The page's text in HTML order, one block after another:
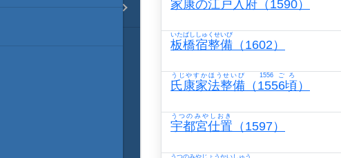
家康の江戸入府 （1590）
板橋宿整備
いたばししゅくせいび
（1602）
氏康家法整備
うじやすかほうせいび
（ 1556頃
1556ごろ
）
宇都宮仕置
うつのみやしおき
（1597）
うつのみやじょうかいしゅう